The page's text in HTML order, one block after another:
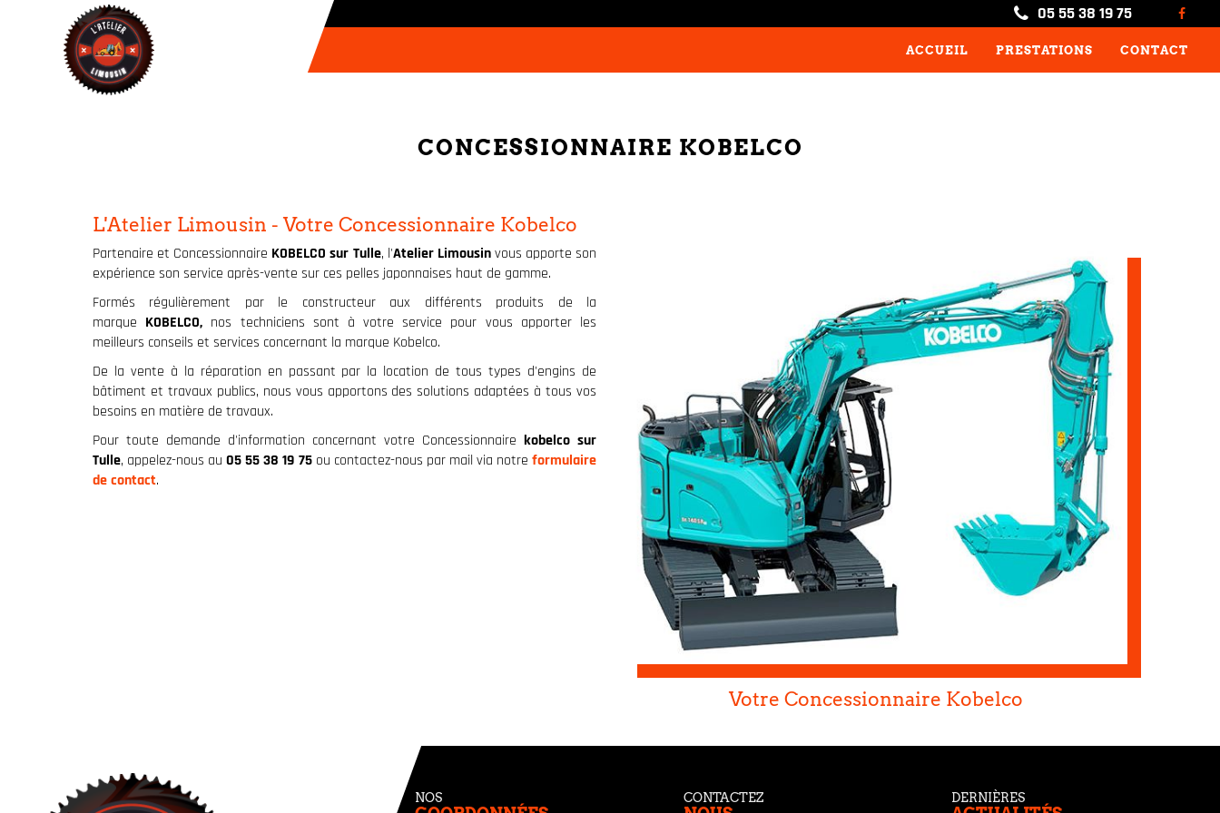
05 55 38 19 75
ACCUEIL PRESTATIONS CONTACT
CONCESSIONNAIRE KOBELCO
L'Atelier Limousin - Votre Concessionnaire Kobelco
Partenaire et Concessionnaire KOBELCO sur Tulle, l'Atelier Limousinvous apporte son
expérience son service après-vente sur ces pelles japonnaises haut de gamme.
Formés régulièrement par le constructeur aux différents produits de la
marque KOBELCO, nos techniciens sont à votre service pour vous apporter les
meilleurs conseils et services concernant la marque Kobelco.
De la vente à la réparation en passant par la location de tous types d'engins de
bâtiment et travaux publics, nous vous apportons des solutions adaptées à tous vos
besoins en matière de travaux.
Pour toute demande d'information concernant votre Concessionnaire kobelco sur
Tulle, appelez-nous au05 55 38 19 75ou contactez-nous par mail via notreformulaire
de contact.
Votre Concessionnaire Kobelco
NOS CONTACTEZ DERNIÈRES